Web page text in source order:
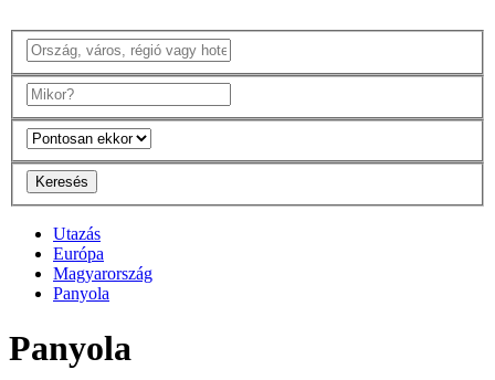
Keresés
Utazás
Európa
Magyarország
Panyola
Panyola